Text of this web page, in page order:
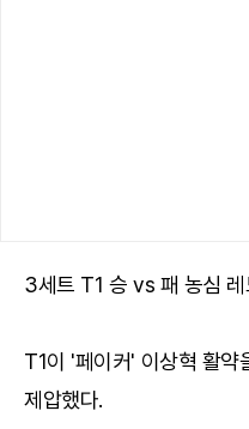
3세트 T1 승 vs 패 농심 레
T1이 '페이커' 이상혁 활약
제압했다.